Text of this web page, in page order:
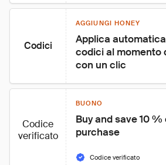
Codici
AGGIUNGI HONEY
Applica
codici al momento
con un clic
Codice
verificato
BUONO
Buy and save 10 %
purchase
Codice verificato